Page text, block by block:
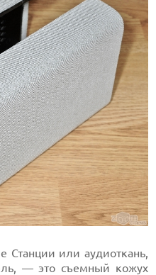
Станции или аудиоткань,
— это съемный кожух